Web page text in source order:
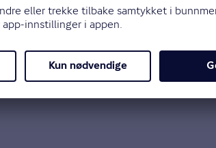
arvet mens de var gift, kan
opprettet gjennom ektepakt,